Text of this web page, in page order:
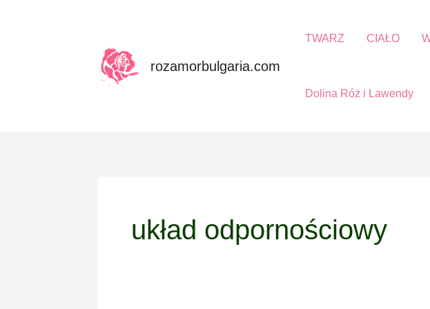
rozamorbulgaria.com
TWARZ CIAŁO
Dolina Róż i Lawendy
układ odpornościowy